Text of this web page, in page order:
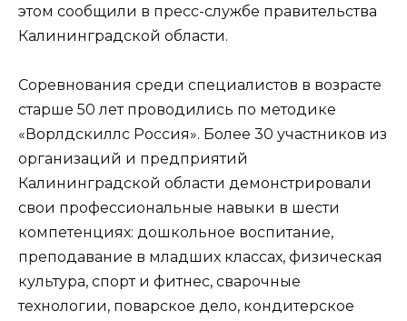
этом сообщили в пресс-службе правительства
Калининградской области.
Соревнования среди специалистов в возрасте
старше 50 лет проводились по методике
«Ворлдскиллс Россия». Более 30 участников из
организаций и предприятий
Калининградской области демонстрировали
свои профессиональные навыки в шести
компетенциях: дошкольное воспитание,
преподавание в младших классах, физическая
культура, спорт и фитнес, сварочные
технологии, поварское дело, кондитерское